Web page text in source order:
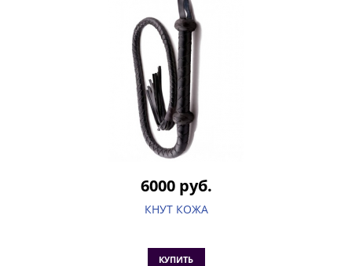
6000 руб.
КНУТ КОЖА
КУПИТЬ